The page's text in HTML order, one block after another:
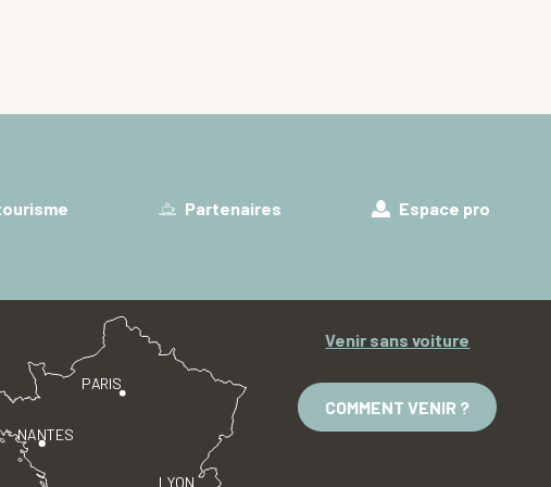
Partenaires Espace pro
PARIS
LYON
NANTES
Venir sans voiture
COMMENT VENIR ?